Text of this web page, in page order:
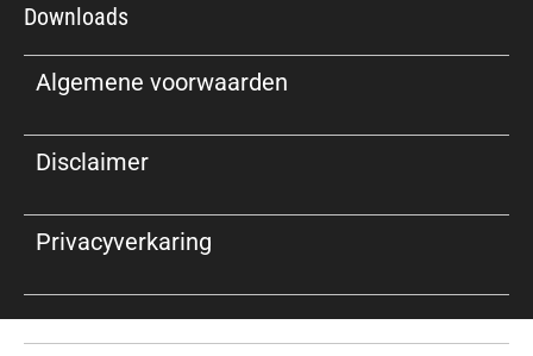
Downloads
Algemene voorwaarden
Disclaimer
Privacyverkaring